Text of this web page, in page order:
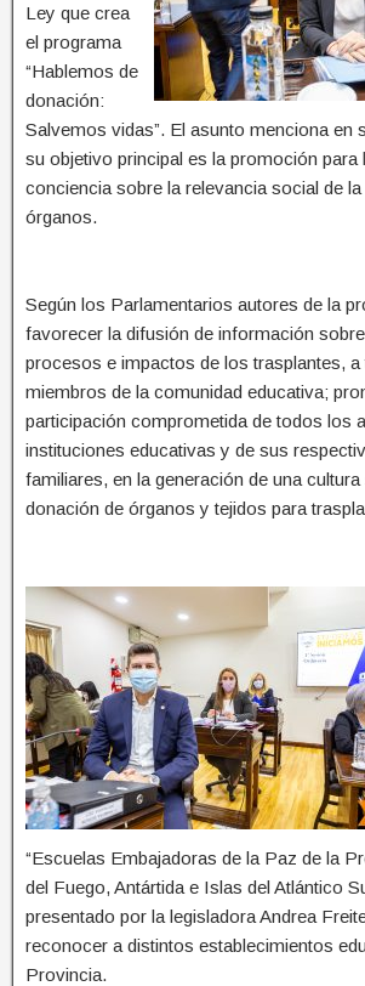
Ley que crea
el programa
“Hablemos de
donación:
Salvemos vidas”. El asunto menciona en
su objetivo principal es la promoción para
conciencia sobre la relevancia social de
órganos.
Según los Parlamentarios autores de la
favorecer la difusión de información
procesos e impactos de los trasplantes, a
miembros de la comunidad educativa;
participación comprometida de todos los
instituciones educativas y de sus
familiares, en la generación de una
donación de órganos y tejidos para
“Escuelas Embajadoras de la Paz de la
del Fuego, Antártida e Islas del Atlántico
presentado por la legisladora Andrea
reconocer a distintos establecimientos
Provincia.